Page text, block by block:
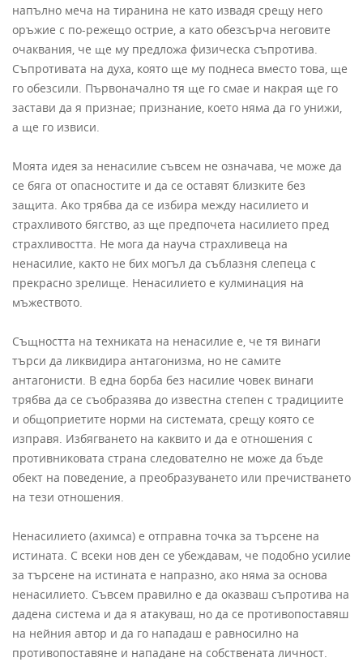
напълно меча на тиранина не като извадя срещу него
оръжие с по-режещо острие, а като обезсърча неговите
очаквания, че ще му предложа физическа съпротива.
Съпротивата на духа, която ще му поднеса вместо това, ще
го обезсили. Първоначално тя ще го смае и накрая ще го
застави да я признае; признание, което няма да го унижи,
а ще го извиси.
Моята идея за ненасилие съвсем не означава, че може да
се бяга от опасностите и да се оставят близките без
защита. Ако трябва да се избира между насилието и
страхливото бягство, аз ще предпочета насилието пред
страхливостта. Не мога да науча страхливеца на
ненасилие, както не бих могъл да съблазня слепеца с
прекрасно зрелище. Ненасилието е кулминация на
мъжеството.
Същността на техниката на ненасилие е, че тя винаги
търси да ликвидира антагонизма, но не самите
антагонисти. В една борба без насилие човек винаги
трябва да се съобразява до известна степен с традициите
и общоприетите норми на системата, срещу която се
изправя. Избягването на каквито и да е отношения с
противниковата страна следователно не може да бъде
обект на поведение, а преобразуването или пречистването
на тези отношения.
Ненасилието (ахимса) е отправна точка за търсене на
истината. С всеки нов ден се убеждавам, че подобно усилие
за търсене на истината е напразно, ако няма за основа
ненасилието. Съвсем правилно е да оказваш съпротива на
дадена система и да я атакуваш, но да се противопоставяш
на нейния автор и да го нападаш е равносилно на
противопоставяне и нападане на собствената личност.